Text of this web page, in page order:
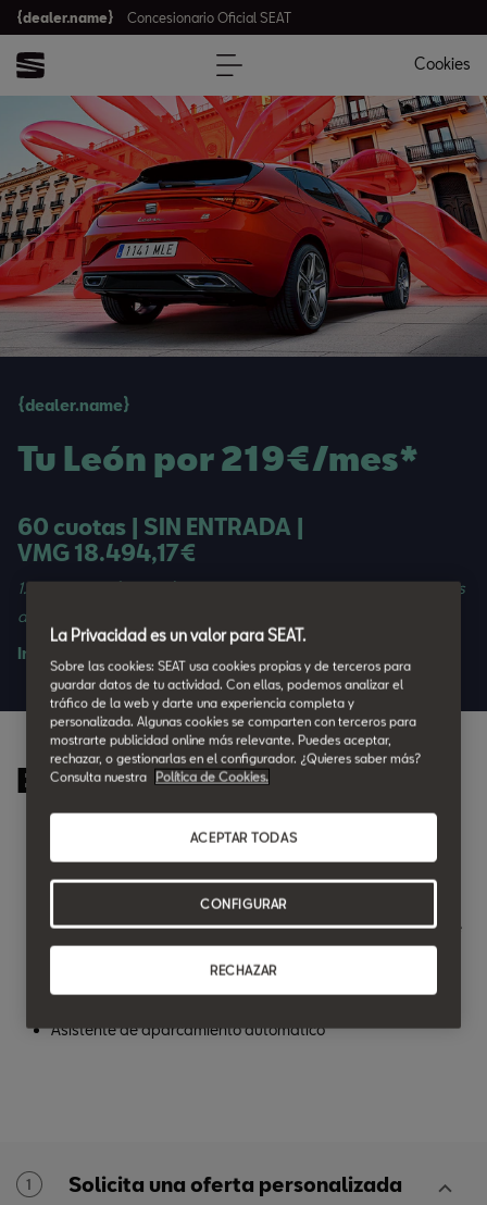
{dealer.name} Concesionario Oficial SEAT
Cookies
{dealer.name}
Tu León​ por 219€/mes*
60 cuotas | SIN ENTRADA |
VMG 18.494,17€
1.5 TSI 110 kW (150 CV) · Gasolina | FR Special Edition | Unidades
disponibles en entrega inmediata
Incluye 5 años de garantía.
Equipamiento destacado:
Faros delanteros Matrix LED
Lunas laterales antitérmicas + cristales oscurecidos desde
Cámara de visión trasera
Asistente de aparcamiento automático
1 Solicita una oferta personalizada
La Privacidad es un valor para SEAT.
Sobre las cookies: SEAT usa cookies propias y de terceros para
guardar datos de tu actividad. Con ellas, podemos analizar el
tráfico de la web y darte una experiencia completa y
personalizada. Algunas cookies se comparten con terceros para
mostrarte publicidad online más relevante. Puedes aceptar,
rechazar, o gestionarlas en el configurador. ¿Quieres saber más?
Consulta nuestra
Política de Cookies.
RECHAZAR
ACEPTAR TODAS
CONFIGURAR